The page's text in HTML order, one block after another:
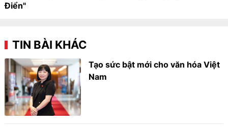
Điển"
TIN BÀI KHÁC
Tạo sức bật mới cho văn hóa Việt
Nam